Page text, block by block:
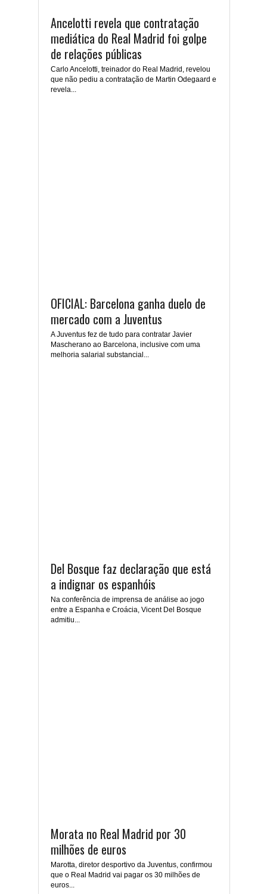
Ancelotti revela que contratação
mediática do Real Madrid foi golpe
de relações públicas
Carlo Ancelotti, treinador do Real Madrid, revelou
que não pediu a contratação de Martin Odegaard e
revela...
OFICIAL: Barcelona ganha duelo de
mercado com a Juventus
A Juventus fez de tudo para contratar Javier
Mascherano ao Barcelona, inclusive com uma
melhoria salarial substancial...
Del Bosque faz declaração que está
a indignar os espanhóis
Na conferência de imprensa de análise ao jogo
entre a Espanha e Croácia, Vicent Del Bosque
admitiu...
Morata no Real Madrid por 30
milhões de euros
Marotta, diretor desportivo da Juventus, confirmou
que o Real Madrid vai pagar os 30 milhões de
euros...